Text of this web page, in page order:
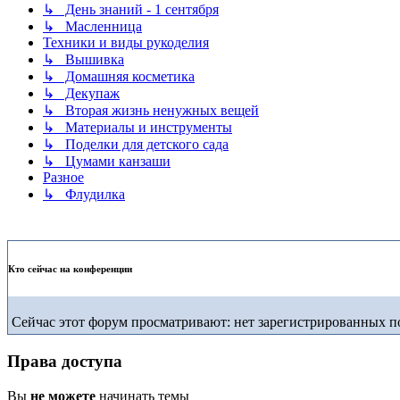
↳ День знаний - 1 сентября
↳ Масленница
Техники и виды рукоделия
↳ Вышивка
↳ Домашняя косметика
↳ Декупаж
↳ Вторая жизнь ненужных вещей
↳ Материалы и инструменты
↳ Поделки для детского сада
↳ Цумами канзаши
Разное
↳ Флудилка
Кто сейчас на конференции
Сейчас этот форум просматривают: нет зарегистрированных
Права доступа
Вы не можете начинать темы